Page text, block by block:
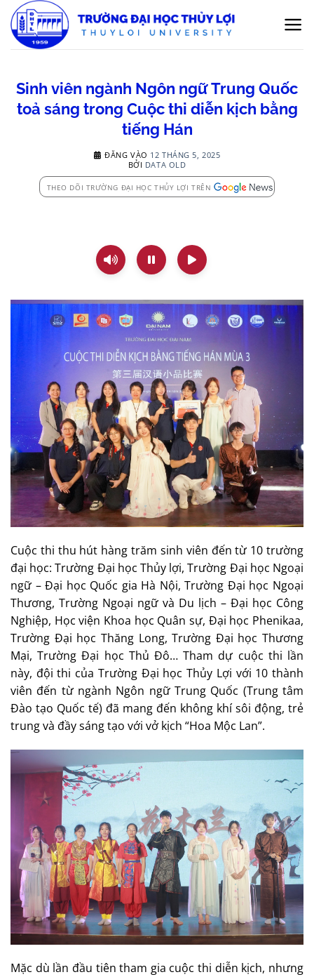
qua
nội
Sinh viên ngành Ngôn ngữ Trung Quốc
toả sáng trong Cuộc thi diễn kịch bằng
tiếng Hán
ĐĂNG VÀO 12 THÁNG 5, 2025
BỞI DATA OLD
THEO DÕI TRƯỜNG ĐẠI HỌC THỦY LỢI TRÊN
Cuộc thi thu hút hàng trăm sinh viên đến từ 10 trường
đại học: Trường Đại học Thủy lợi, Trường Đại học Ngoại
ngữ – Đại học Quốc gia Hà Nội, Trường Đại học Ngoại
Thương, Trường Ngoại ngữ và Du lịch – Đại học Công
Nghiệp, Học viện Khoa học Quân sự, Đại học Phenikaa,
Trường Đại học Thăng Long, Trường Đại học Thương
Mại, Trường Đại học Thủ Đô… Tham dự cuộc thi lần
này, đội thi của Trường Đại học Thủy Lợi với 10 thành
viên đến từ ngành Ngôn ngữ Trung Quốc (Trung tâm
Đào tạo Quốc tế) đã mang đến không khí sôi động, trẻ
trung và đầy sáng tạo với vở kịch “Hoa Mộc Lan”.
Mặc dù lần đầu tiên tham gia cuộc thi diễn kịch, nhưng